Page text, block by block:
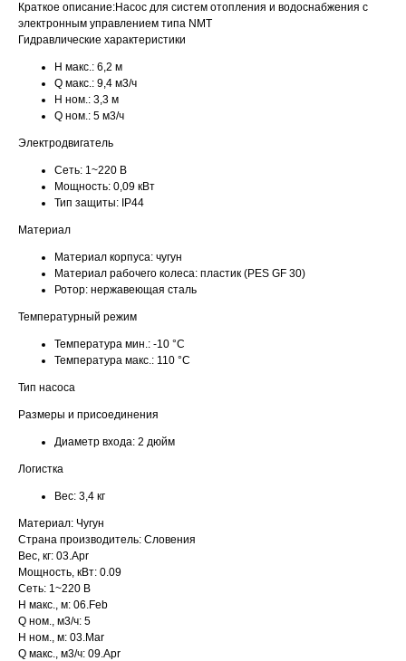
Краткое описание:Насос для систем отопления и водоснабжения с
электронным управлением типа NMT
Гидравлические характеристики
H макс.: 6,2 м
Q макс.: 9,4 м3/ч
H ном.: 3,3 м
Q ном.: 5 м3/ч
Электродвигатель
Сеть: 1~220 В
Мощность: 0,09 кВт
Тип защиты: IP44
Материал
Материал корпуса: чугун
Материал рабочего колеса: пластик (PES GF 30)
Ротор: нержавеющая сталь
Температурный режим
Температура мин.: -10 °С
Температура макс.: 110 °С
Тип насоса
Размеры и присоединения
Диаметр входа: 2 дюйм
Логистка
Вес: 3,4 кг
Материал: Чугун
Страна производитель: Словения
Вес, кг: 03.Apr
Мощность, кВт: 0.09
Сеть: 1~220 В
H макс., м: 06.Feb
Q ном., м3/ч: 5
H ном., м: 03.Mar
Q макс., м3/ч: 09.Apr